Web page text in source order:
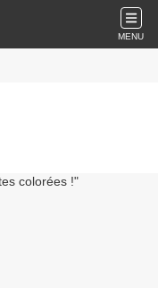
MENU